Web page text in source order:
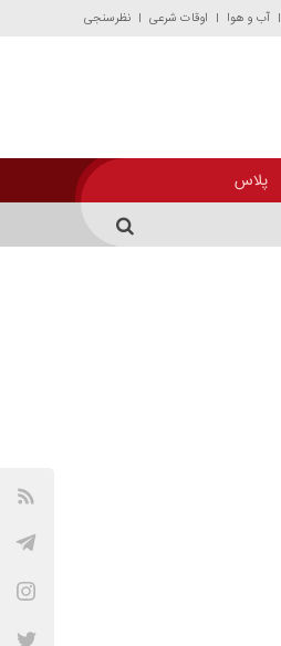
آب و هوا اوقات شرعی نظرسنجی
پلاس